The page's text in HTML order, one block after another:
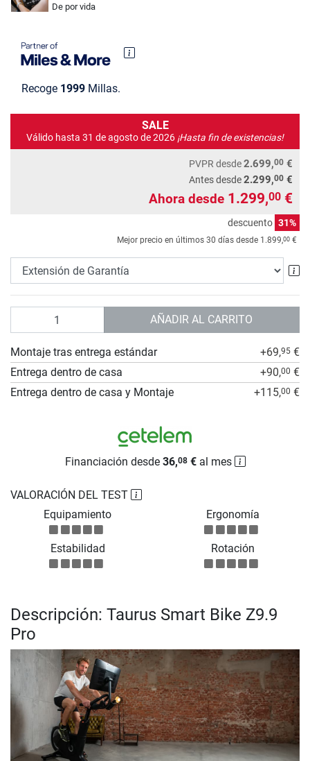
De por vida
Recoge 1999 Millas.
SALE
Válido hasta 31 de agosto de 2026 ¡Hasta fin de existencias!
PVPR desde2.699,00 €
Antes desde2.299,00 €
Ahora desde 1.299,00 €
descuento 31%
Mejor precio en últimos 30 días desde 1.899,00 €
AÑADIR AL CARRITO
VALORACIÓN DEL TEST
Equipamiento
Ergonomía
Estabilidad Rotación
Montaje tras entrega estándar +69,95 €
Entrega dentro de casa
+90,00 €
Entrega dentro de casa y Montaje
+115,00 €
Financiación desde 36,08€al mes
Descripción: Taurus Smart Bike Z9.9
Pro